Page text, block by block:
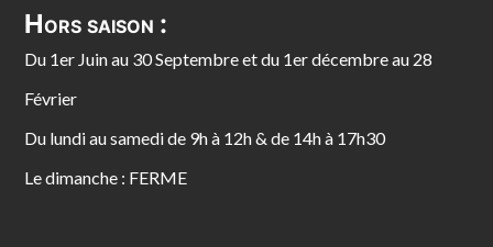
Hors saison :
Du 1er Juin au 30 Septembre et du 1er décembre au 28
Février
Du lundi au samedi de 9h à 12h & de 14h à 17h30
Le dimanche : FERME